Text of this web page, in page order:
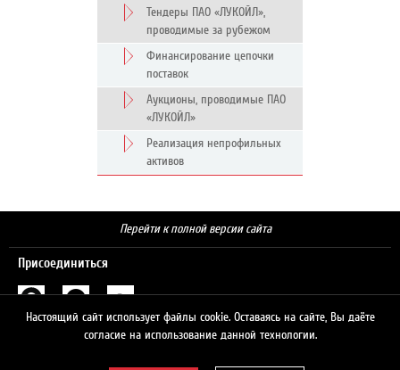
Тендеры ПАО «ЛУКОЙЛ»,
проводимые за рубежом
Финансирование цепочки
поставок
Аукционы, проводимые ПАО
«ЛУКОЙЛ»
Реализация непрофильных
активов
Перейти к полной версии сайта
Присоединиться
Настоящий сайт использует файлы cookie. Оставаясь на сайте, Вы даёте
согласие на использование данной технологии.